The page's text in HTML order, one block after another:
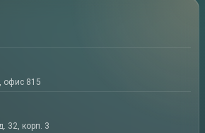
офис 815
32, корп. 3